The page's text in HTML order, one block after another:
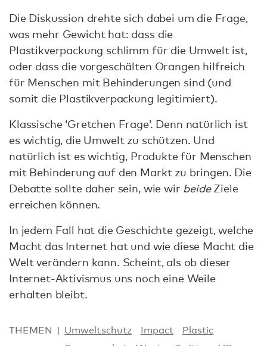
Die Diskussion drehte sich dabei um die Frage,
was mehr Gewicht hat: dass die
Plastikverpackung schlimm für die Umwelt ist,
oder dass die vorgeschälten Orangen hilfreich
für Menschen mit Behinderungen sind (und
somit die Plastikverpackung legitimiert).
Klassische ‘Gretchen Frage’. Denn natürlich ist
es wichtig, die Umwelt zu schützen. Und
natürlich ist es wichtig, Produkte für Menschen
mit Behinderung auf den Markt zu bringen. Die
Debatte sollte daher sein, wie wir beideZiele
erreichen können.
In jedem Fall hat die Geschichte gezeigt, welche
Macht das Internet hat und wie diese Macht die
Welt verändern kann. Scheint, als ob dieser
Internet-Aktivismus uns noch eine Weile
erhalten bleibt.
THEMEN Umweltschutz Impact
Plastic